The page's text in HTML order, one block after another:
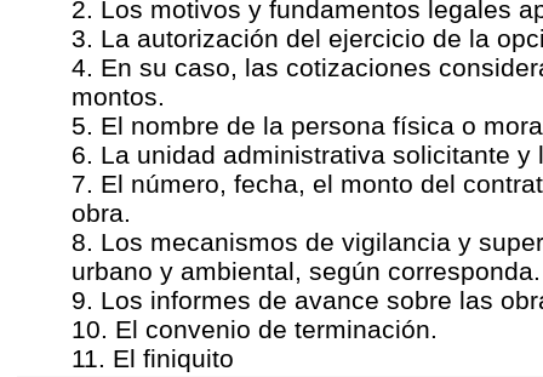
2. Los motivos y fundamentos legales
3. La autorización del ejercicio de la
4. En su caso, las cotizaciones
montos.
5. El nombre de la persona física o
6. La unidad administrativa solicitante
7. El número, fecha, el monto del
obra.
8. Los mecanismos de vigilancia y
urbano y ambiental, según corresponda.
9. Los informes de avance sobre las
10. El convenio de terminación.
11. El finiquito